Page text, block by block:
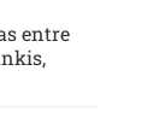
entre